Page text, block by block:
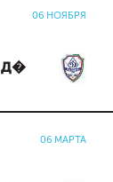
06 НОЯБРЯ
Д�
06 МАРТА